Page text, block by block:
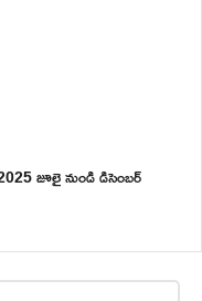
జూలై నుండి డిసెంబర్